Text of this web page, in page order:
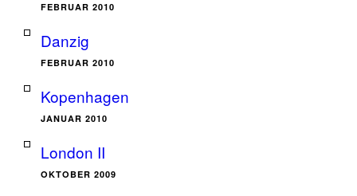
FEBRUAR 2010
Danzig
FEBRUAR 2010
Kopenhagen
JANUAR 2010
London II
OKTOBER 2009